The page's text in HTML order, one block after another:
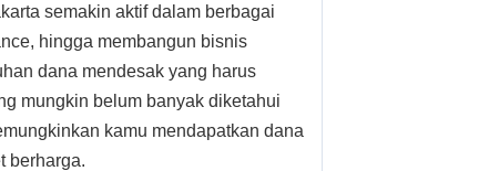
semakin aktif dalam berbagai
hingga membangun bisnis
dana mendesak yang harus
mungkin belum banyak diketahui
kamu mendapatkan dana
berharga.